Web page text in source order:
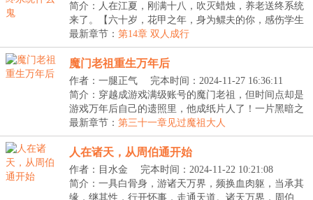
20:36:18
简介：人在江夏，刚满十八，吹灭蜡烛，养老送终系统
来了。【六十岁，花甲之年，身为鳏夫的你，感伤学生
时...
最新章节： 第14章 双人成行
魔门老祖重生万年后
作者：一腿正气
完本时间：2024-11-27 16:36:11
简介：穿越成游戏满级账号的魔门老祖，但时间点却是
游戏万年后自己的遗照里，他成纸片人了！一片黑暗之
中...
最新章节： 第三十一章见过魔祖大人
人在诸天，从周伯通开始
作者：目水金
完本时间：2024-11-22 10:21:08
简介：一具白骨身，游诸天万界，频换血肉躯，当承其
缘，继其性，行开怀事，走通天道。诸天万界，周伯